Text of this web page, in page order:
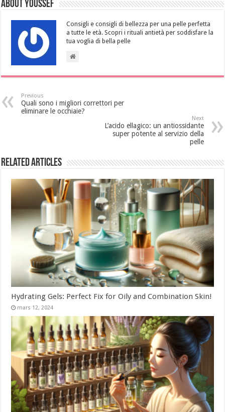
About Youssef
Consigli e consigli di bellezza per una pelle perfetta
a tutte le età. Scopri i rituali antietà per soddisfare la
tua voglia di bella pelle
Previous
Quali sono i migliori correttori per
eliminare le occhiaie?
Next
L’acido ellagico: un antiossidante
super potente al servizio della
pelle
Related Articles
Hydrating Gels: Perfect Fix for Oily and Combination Skin!
mars 12, 2024